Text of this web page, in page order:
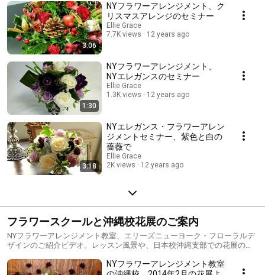
3:06
NYフラワーアレンジメント、ク
リスマスアレンジのセミナー
Ellie Grace
7.7K views
12 years ago
1:30
NYフラワーアレンジメント、
NYエレガンスのセミナー
Ellie Grace
1.3K views
12 years ago
3:18
NYエレガンス・フラワーアレン
ジメントセミナー、紫色と白の
薔薇で
Ellie Grace
2K views
12 years ago
フラワースクールと沖縄校花展のご案内
NYフラワーアレンジメント教室、エリーズニューヨーク・フローラルデ
ザインのご紹介ビデオ。レッスン風景や、日本校沖縄支部での花展の様
NYフラワーアレンジメント教室